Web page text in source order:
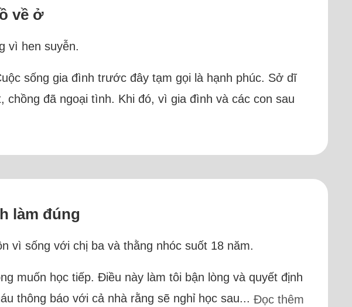
về ở
vì hen suyễn.
sống gia đình trước đây tạm gọi là hạnh phúc. Sở dĩ
đã ngoại tình. Khi đó, vì gia đình và các con sau
làm đúng
vì sống với chị ba và thằng nhóc suốt 18 năm.
muốn học tiếp. Điều này làm tôi bận lòng và quyết định
thông báo với cả nhà rằng sẽ nghỉ học sau... Đọc thêm